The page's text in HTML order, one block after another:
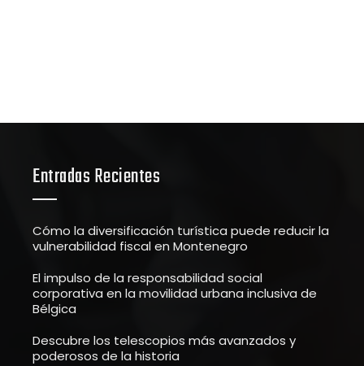
Entradas Recientes
Cómo la diversificación turística puede reducir la
vulnerabilidad fiscal en Montenegro
El impulso de la responsabilidad social
corporativa en la movilidad urbana inclusiva de
Bélgica
Descubre los telescopios más avanzados y
poderosos de la historia